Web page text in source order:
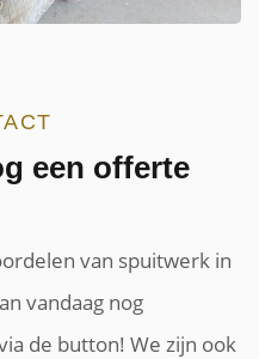
een offerte
van spuitwerk in
vandaag nog
de button! We zijn ook